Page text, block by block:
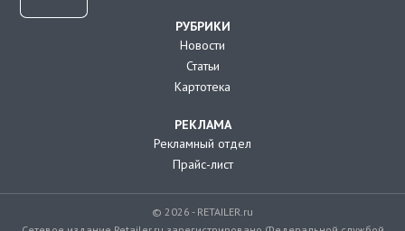
РУБРИКИ
Новости
Статьи
Картотека
РЕКЛАМА
Рекламный отдел
Прайс-лист
© 2026 - RETAILER.ru